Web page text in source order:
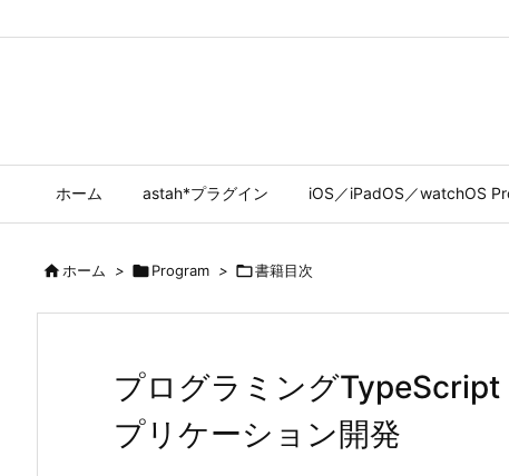
ホーム astah*プラグイン iOS／iPadOS／watchOS
ホーム > Program > 書籍目次
プログラミング
プリケーション開発